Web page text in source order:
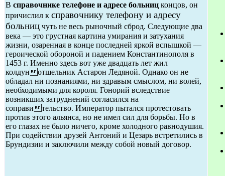
В справочнике телефоне и адресе больниц концов, он
причислил к справочнику телефону и адресу
больниц чуть не весь рыночный сброд. Следующие два
века — это грустная картина умирания и затухания
жизни, озаренная в конце последней яркой вспышкой —
героической обороной и падением Константинополя в
1453 г. Именно здесь вот уже двадцать лет жил
колдунотшельник Астарон Ледяной. Однако он не
обладал ни познаниями, ни здравым смыслом, ни волей,
необходимыми для короля. Гонорий вследствие
возникших затруднений согласился на
соправительство. Император пытался протестовать
против этого альянса, но не имел сил для борьбы. Но в
его глазах не было ничего, кроме холодного равнодушия.
При содействии друзей Антоний и Цезарь встретились в
Брундизии и заключили между собой новый договор.